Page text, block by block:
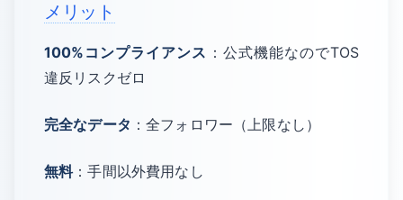
メリット
100%コンプライアンス ：公式機能なのでTOS
違反リスクゼロ
完全なデータ ：全フォロワー（上限なし）
無料：手間以外費用なし